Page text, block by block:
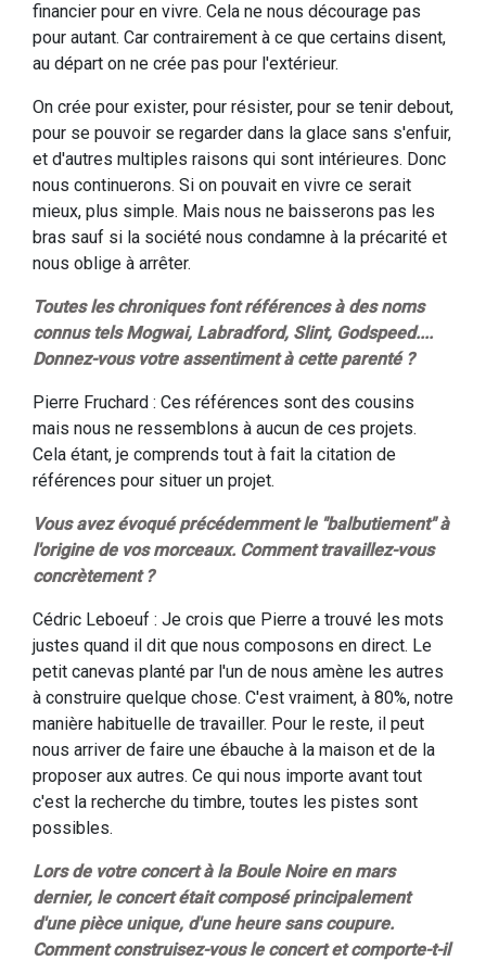
financier pour en vivre. Cela ne nous décourage pas
pour autant. Car contrairement à ce que certains disent,
au départ on ne crée pas pour l'extérieur.
On crée pour exister, pour résister, pour se tenir debout,
pour se pouvoir se regarder dans la glace sans s'enfuir,
et d'autres multiples raisons qui sont intérieures. Donc
nous continuerons. Si on pouvait en vivre ce serait
mieux, plus simple. Mais nous ne baisserons pas les
bras sauf si la société nous condamne à la précarité et
nous oblige à arrêter.
Toutes les chroniques font références à des noms
connus tels Mogwai, Labradford, Slint, Godspeed....
Donnez-vous votre assentiment à cette parenté ?
Pierre Fruchard : Ces références sont des cousins
mais nous ne ressemblons à aucun de ces projets.
Cela étant, je comprends tout à fait la citation de
références pour situer un projet.
Vous avez évoqué précédemment le "balbutiement" à
l'origine de vos morceaux. Comment travaillez-vous
concrètement ?
Cédric Leboeuf : Je crois que Pierre a trouvé les mots
justes quand il dit que nous composons en direct. Le
petit canevas planté par l'un de nous amène les autres
à construire quelque chose. C'est vraiment, à 80%, notre
manière habituelle de travailler. Pour le reste, il peut
nous arriver de faire une ébauche à la maison et de la
proposer aux autres. Ce qui nous importe avant tout
c'est la recherche du timbre, toutes les pistes sont
possibles.
Lors de votre concert à la Boule Noire en mars
dernier, le concert était composé principalement
d'une pièce unique, d'une heure sans coupure.
Comment construisez-vous le concert et comporte-t-il